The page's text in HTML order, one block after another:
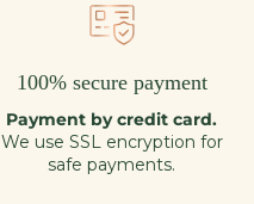
100% secure payment
Payment by credit card.
We use SSL encryption for
safe payments.